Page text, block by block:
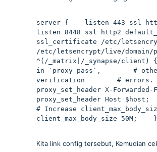
server {    listen 443 ssl
listen 8448 ssl http2
ssl_certificate /etc/
/etc/letsencrypt/live/domain/
^(/_matrix|/_synapse/
in `proxy_pass`,        #
verification        # errors.
proxy_set_header X-
proxy_set_header Host
# Increase
client_max_body_size 50M;
Kita link config tersebut, Kemudian